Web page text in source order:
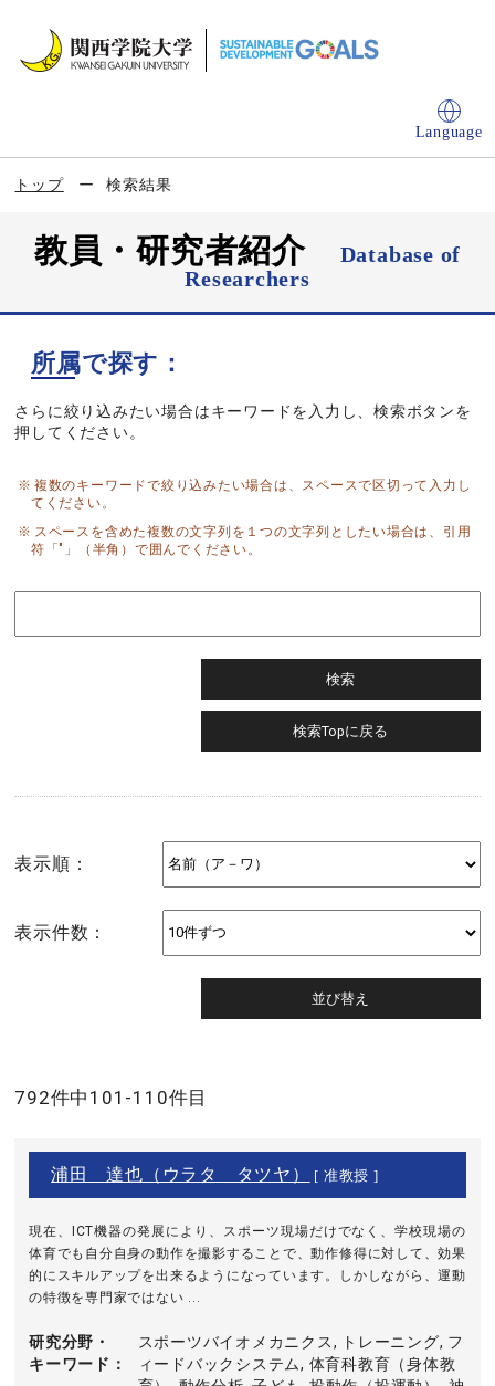
Language
トップ 検索結果
教員・研究者紹介
Database of
Researchers
所属で探す：
さらに絞り込みたい場合はキーワードを入力し、検索ボタンを
押してください。
複数のキーワードで絞り込みたい場合は、スペースで区切って入力し
てください。
スペースを含めた複数の文字列を１つの文字列としたい場合は、引用
符「"」（半角）で囲んでください。
表示順：
表示件数：
792件中101-110件目
浦田 達也（ウラタ タツヤ） [ 准教授 ]
現在、ICT機器の発展により、スポーツ現場だけでなく、学校現場の
体育でも自分自身の動作を撮影することで、動作修得に対して、効果
的にスキルアップを出来るようになっています。しかしながら、運動
の特徴を専門家ではない ...
研究分野・
キーワード
スポーツバイオメカニクス, トレーニング, フ
ィードバックシステム, 体育科教育（身体教